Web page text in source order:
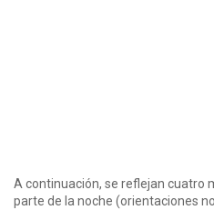
A continuación, se reflejan cuatro
parte de la noche (orientaciones